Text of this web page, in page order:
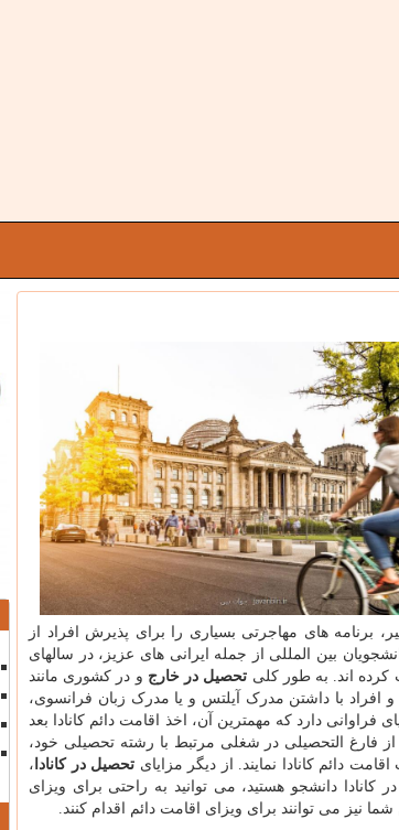
برنامه های مهاجرتی بسیاری را برای پذیرش افراد از
بین المللی از جمله ایرانی های عزیز، در سالهای
کرده اند. به طور کلی تحصیل در خارج و در کشوری مانند
با داشتن مدرک آیلتس و یا مدرک زبان فرانسوی،
فراوانی دارد که مهمترین آن، اخذ اقامت دائم کانادا بعد
از فارغ التحصیلی در شغلی مرتبط با رشته تحصیلی خود،
دائم کانادا نمایند. از دیگر مزایای تحصیل در کانادا ،
دانشجو هستید، می توانید به راحتی برای ویزای
نیز می توانند برای ویزای اقامت دائم اقدام کنند.